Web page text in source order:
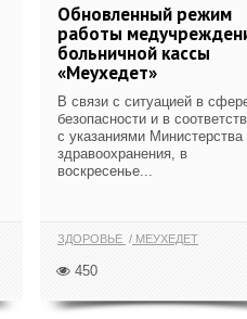
Обновленный режим
работы
больничной кассы
«Меухедет»
В связи с ситуацией в
безопасности и в
с указаниями Министерства
здравоохранения, в
воскресенье...
ЗДОРОВЬЕ МЕУХЕДЕТ
450